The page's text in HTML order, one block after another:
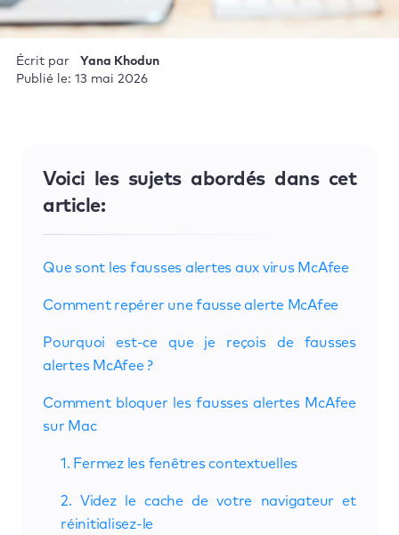
Écrit par
Yana Khodun
Publié le: 13 mai 2026
Voici les sujets abordés dans cet
article:
Que sont les fausses alertes aux virus McAfee
Comment repérer une fausse alerte McAfee
Pourquoi est-ce que je reçois de fausses
alertes McAfee ?
Comment bloquer les fausses alertes McAfee
sur Mac
1. Fermez les fenêtres contextuelles
2. Videz le cache de votre navigateur et
réinitialisez-le